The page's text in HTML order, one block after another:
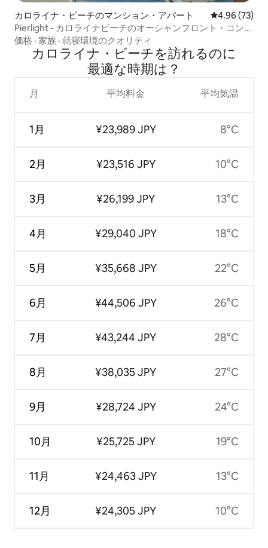
カロライナ・ビーチのマンション・アパート レビュー73
4.96 (73)
Pierlight - カロライナビーチのオーシャンフロント・コンド
ミニアム
価格 · 家族 · 就寝環境のクオリティ
カロライナ・ビーチを訪⁠れ⁠るの⁠に
最⁠適⁠な時⁠期⁠は⁠？
月
1月
2月
3月
4月
5月
6月
7月
8月
9月
10月
11月
12月
平均料金
¥23,989 JPY
¥23,516 JPY
¥26,199 JPY
¥29,040 JPY
¥35,668 JPY
¥44,506 JPY
¥43,244 JPY
¥38,035 JPY
¥28,724 JPY
¥25,725 JPY
¥24,463 JPY
¥24,305 JPY
平均気温
8°C
10°C
13°C
18°C
22°C
26°C
28°C
27°C
24°C
19°C
13°C
10°C